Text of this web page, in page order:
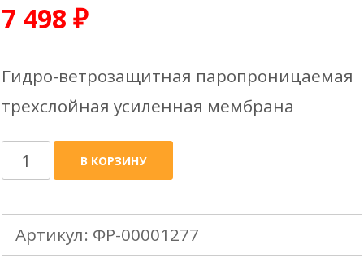
7 498 ₽
Гидро-ветрозащитная паропроницаемая
трехслойная усиленная мембрана
Количество
товара
ИЗОСПАН
АS
В КОРЗИНУ
Артикул: ФР-00001277